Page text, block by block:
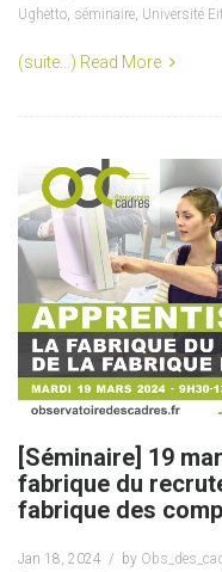
Ughetto, séminaire, Université
(suite…) Read More
[Séminaire] 19
fabrique du
fabrique des
Jan 18, 2024 by